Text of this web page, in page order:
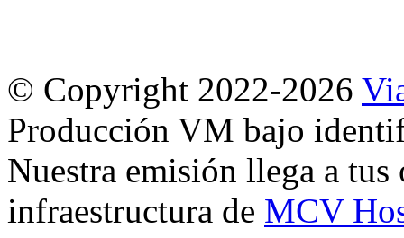
© Copyright 2022-2026
Producción VM bajo
Nuestra emisión llega a
infraestructura de MCV